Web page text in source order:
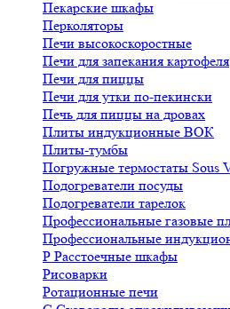
Пекарские шкафы
Перколяторы
Печи высокоскоростные
Печи для запекания картофеля
Печи для пиццы
Печи для утки по-пекински
Печь для пиццы на дровах
Плиты индукционные ВОК
Плиты-тумбы
Погружные термостаты Sous
Подогреватели посуды
Подогреватели тарелок
Профессиональные газовые
Профессиональные
Р Расстоечные шкафы
Рисоварки
Ротационные печи